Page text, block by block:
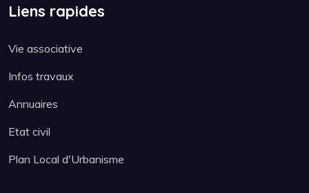
Liens rapides
Vie associative
Infos travaux
Annuaires
Etat civil
Plan Local d'Urbanisme